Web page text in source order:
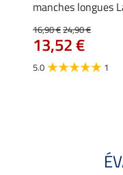
manches longues
16,90 €24,90 €
13,52 €
5.0 1